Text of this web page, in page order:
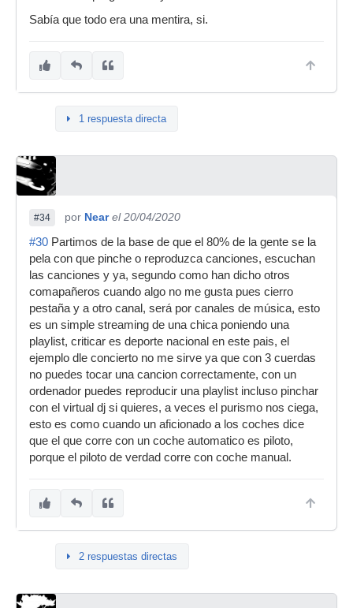
Sabía que todo era una mentira, si.
1 respuesta directa
#34 por Near el 20/04/2020
#30 Partimos de la base de que el 80% de la gente se la
pela con que pinche o reproduzca canciones, escuchan
las canciones y ya, segundo como han dicho otros
comapañeros cuando algo no me gusta pues cierro
pestaña y a otro canal, será por canales de música, esto
es un simple streaming de una chica poniendo una
playlist, criticar es deporte nacional en este pais, el
ejemplo dle concierto no me sirve ya que con 3 cuerdas
no puedes tocar una cancion correctamente, con un
ordenador puedes reproducir una playlist incluso pinchar
con el virtual dj si quieres, a veces el purismo nos ciega,
esto es como cuando un aficionado a los coches dice
que el que corre con un coche automatico es piloto,
porque el piloto de verdad corre con coche manual.
2 respuestas directas